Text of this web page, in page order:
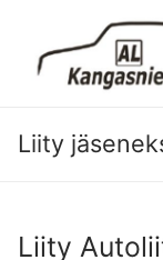
Liity
Liity